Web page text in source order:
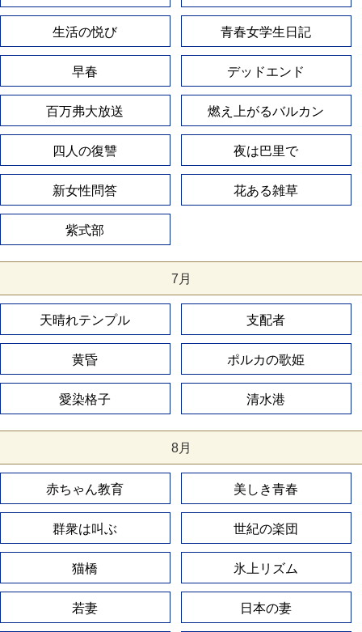
生活の悦び 青春女学生日記
早春 デッドエンド
百万弗大放送 燃え上がるバルカン
四人の復讐 夜は巴里で
新女性問答 花ある雑草
紫式部
7月
天晴れテンプル 支配者
黄昏 ポルカの歌姫
愛染格子 清水港
8月
赤ちゃん教育 美しき青春
群衆は叫ぶ 世紀の楽団
猫橋 氷上リズム
若妻 日本の妻